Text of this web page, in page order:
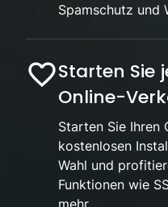
Spamschutz und
Starten Sie
Online-
Starten Sie Ihren
kostenlosen
Wahl und
Funktionen wie